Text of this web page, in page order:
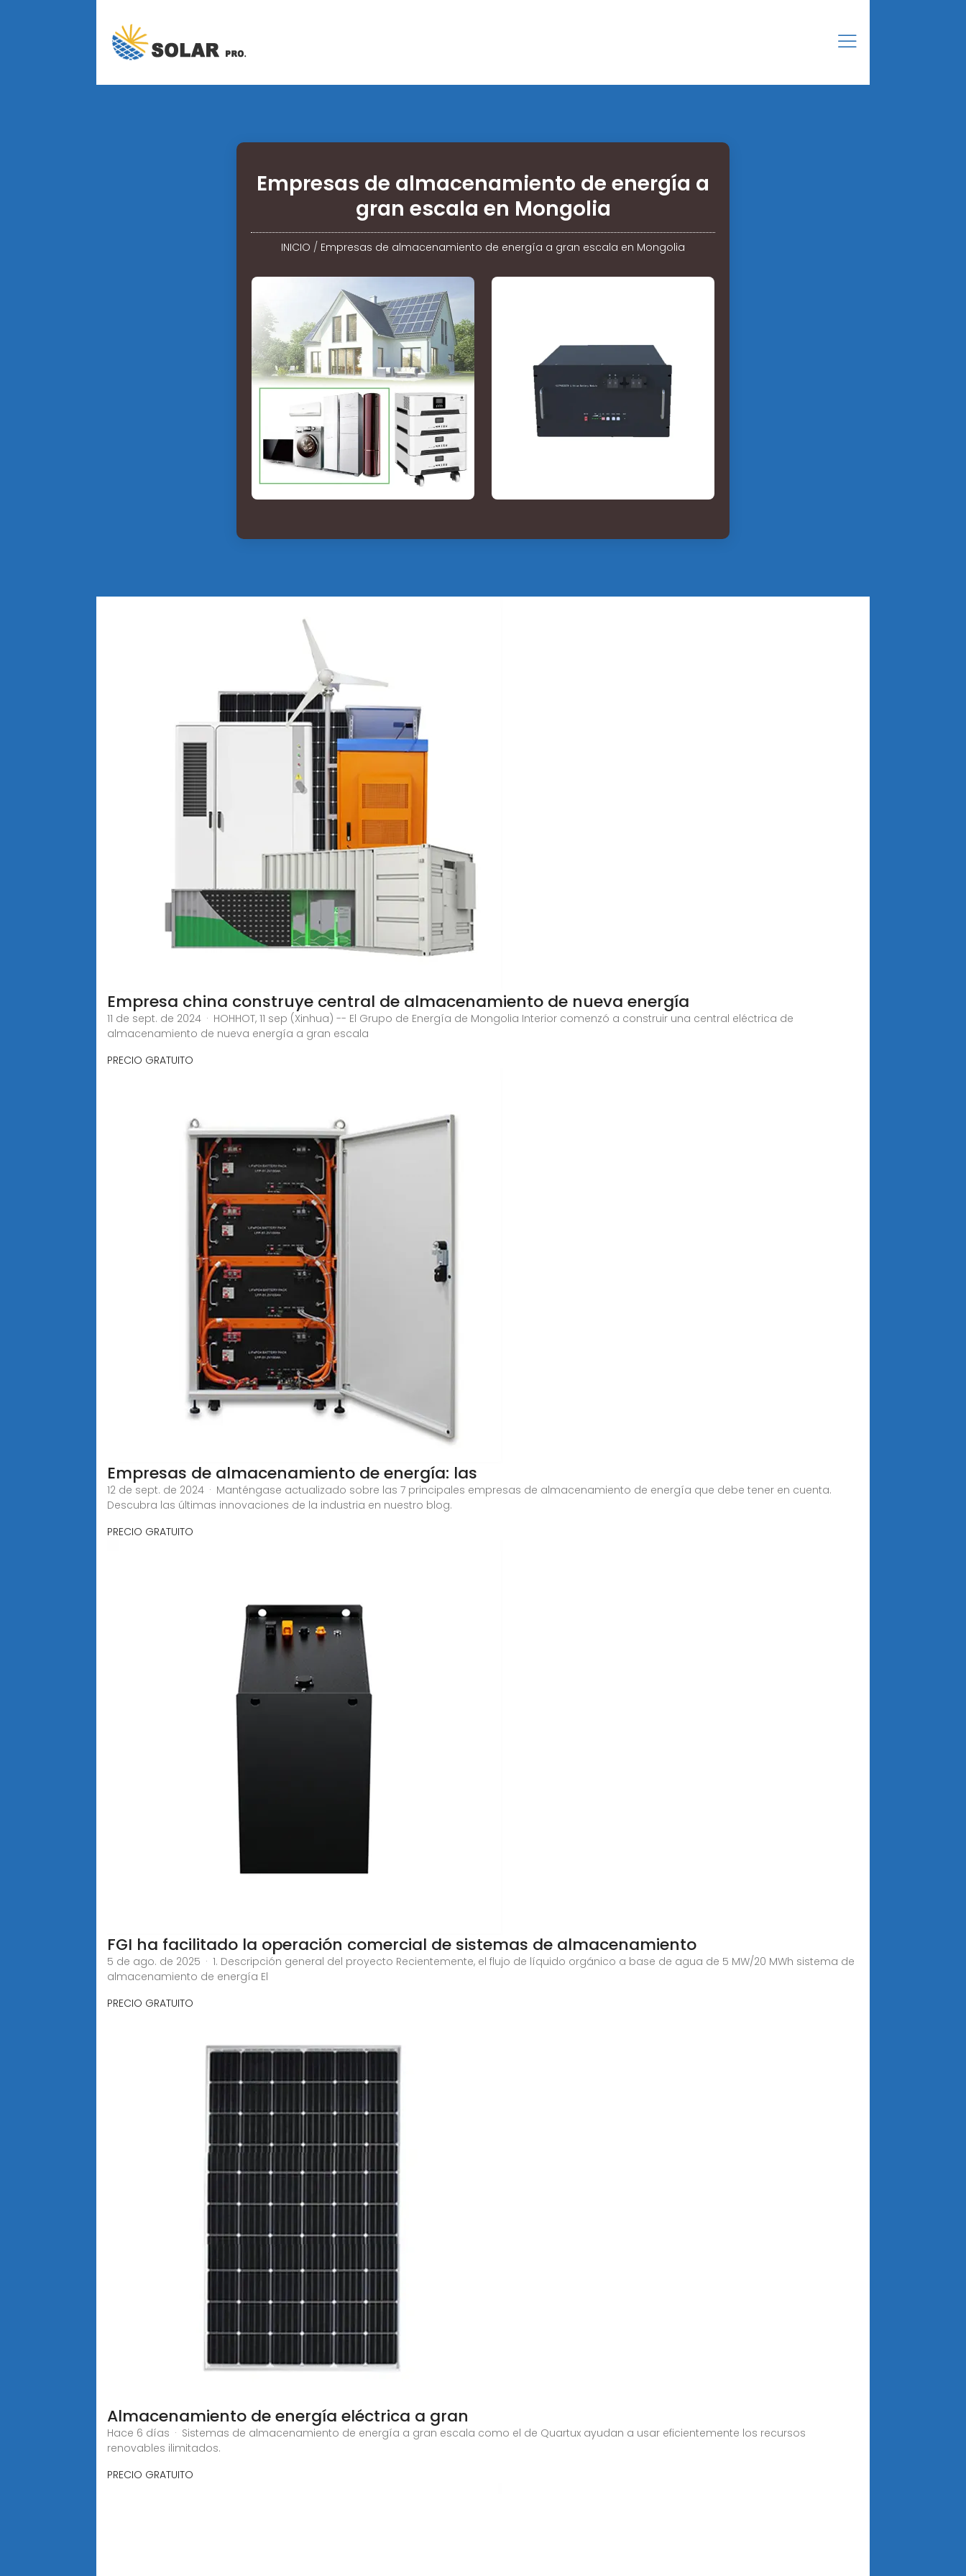
Empresas de almacenamiento de energía a
gran escala en Mongolia
INICIO / Empresas de almacenamiento de energía a gran escala en Mongolia
Empresa china construye central de almacenamiento de nueva energía
11 de sept. de 2024 · HOHHOT, 11 sep (Xinhua) -- El Grupo de Energía de Mongolia Interior comenzó a construir una central eléctrica de
almacenamiento de nueva energía a gran escala
PRECIO GRATUITO
Empresas de almacenamiento de energía: las
12 de sept. de 2024 · Manténgase actualizado sobre las 7 principales empresas de almacenamiento de energía que debe tener en cuenta.
Descubra las últimas innovaciones de la industria en nuestro blog.
PRECIO GRATUITO
FGI ha facilitado la operación comercial de sistemas de almacenamiento
5 de ago. de 2025 · 1. Descripción general del proyecto Recientemente, el flujo de líquido orgánico a base de agua de 5 MW/20 MWh sistema de
almacenamiento de energía El
PRECIO GRATUITO
Almacenamiento de energía eléctrica a gran
Hace 6 días · Sistemas de almacenamiento de energía a gran escala como el de Quartux ayudan a usar eficientemente los recursos
renovables ilimitados.
PRECIO GRATUITO